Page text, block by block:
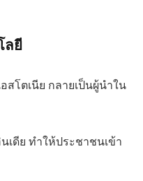
ลยี
สโตเนีย กลายเป็นผู้นำใน
ดีย ทำให้ประชาชนเข้า